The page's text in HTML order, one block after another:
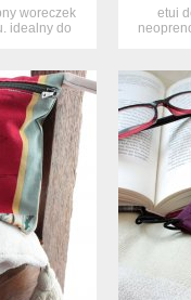
woreczek
idealny do
etui